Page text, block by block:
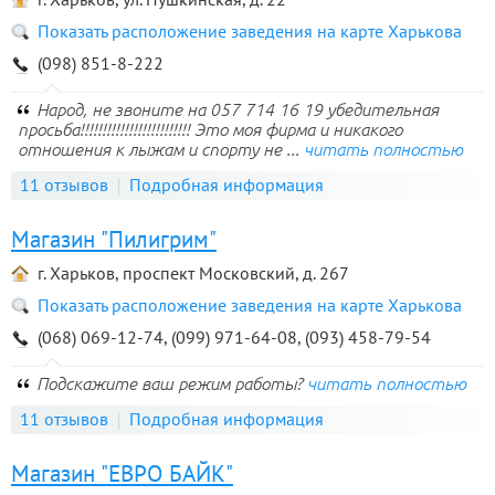
Показать расположение заведения на карте Харькова
(098) 851-8-222
Народ, не звоните на 057 714 16 19 убедительная
просьба!!!!!!!!!!!!!!!!!!!!!!!!! Это моя фирма и никакого
отношения к лыжам и спорту не ... читать полностью
11 отзывов Подробная информация
Магазин "Пилигрим"
г. Харьков, проспект Московский, д. 267
Показать расположение заведения на карте Харькова
(068) 069-12-74, (099) 971-64-08, (093) 458-79-54
Подскажите ваш режим работы? читать полностью
11 отзывов Подробная информация
Магазин "ЕВРО БАЙК"